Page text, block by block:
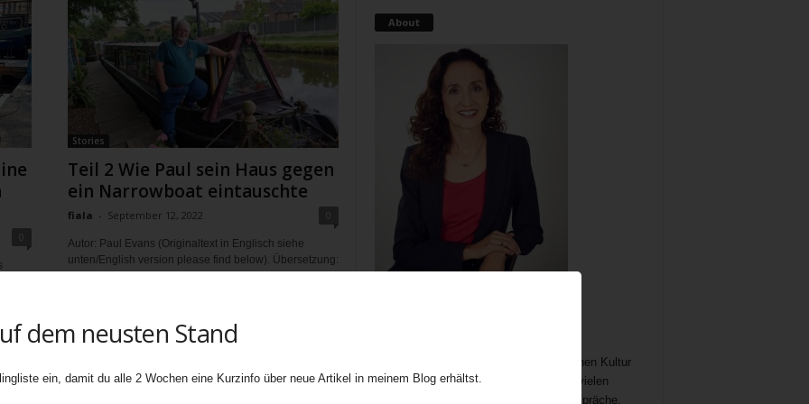
Stories
Teil 2 Wie Paul sein Haus gegen
ein Narrowboat eintauschte
fiala - September 12, 2022
Autor: Paul Evans (Originaltext in Englisch siehe
unten/English version please find below). Übersetzung:
About
unerschöpflicher Bestandteil der britischen Kultur
bietet Gelegenheit zum Austausch auf vielen
Ebenen. In meine Teatime gehören Gespräche,
dem neusten Stand
ein, damit du alle 2 Wochen eine Kurzinfo über neue Artikel in meinem Blog erhältst.